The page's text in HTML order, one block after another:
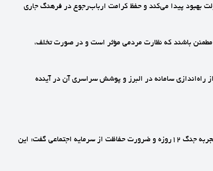
بهبود پیدا می‌کند و حفظ کرامت ارباب‌رجوع در فرهنگ جاری
سامانه ۱۱۰ و حمایت ضابطانه پلیس از فواد ۱۲۸ تأکید کرد و گفت: مردم باید مطمئن باشند که نظارت مردمی مؤثر است و در صورت تخلف،
راه‌اندازی سامانه در البرز و پوشش سراسری آن در آینده
🔹در ادامه، سردار رحیمی؛ رئیس پلیس امنیت اقتصادی، راه‌اندازی سامانه فواد ۱۲۸ را از دستاوردهای ارزشمند دولت چهاردهم خواند و با اشاره به تجربه جنگ ۱۲روزه و ضرورت حفاظت از سرمایه اجتماعی گفت: این